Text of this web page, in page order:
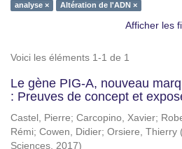
analyse ×
Altération de l'ADN ×
Afficher les
Voici les éléments 1-1 de 1
Le gène PIG-A, nouveau
: Preuves de concept et
Castel, Pierre; Carcopino, Xavier;
Rémi; Cowen, Didier; Orsiere, Thierry
Sciences, 2017)